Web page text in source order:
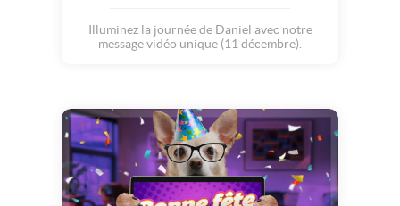
Illuminez la journée de Daniel avec notre
message vidéo unique (11 décembre).